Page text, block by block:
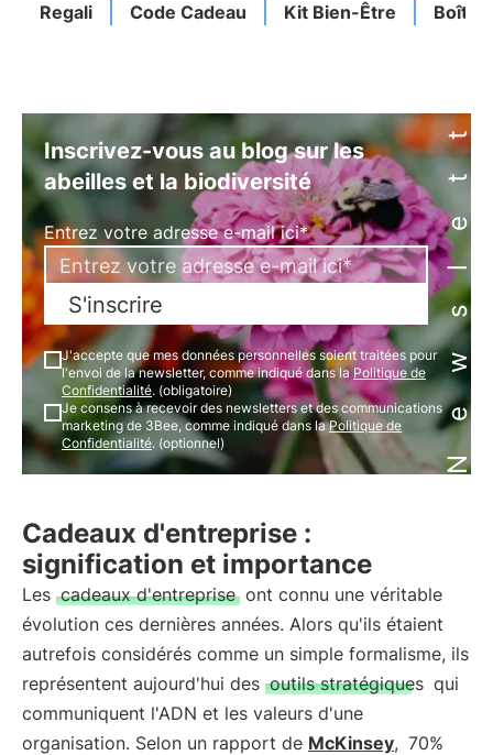
Regali Code Cadeau Kit Bien-Être Boîte
Newsletter
Inscrivez-vous au blog sur les
abeilles et la biodiversité
Entrez votre adresse e-mail ici*
S'inscrire
J'accepte que mes données personnelles soient traitées pour
l'envoi de la newsletter, comme indiqué dans laPolitique de
Confidentialité. (obligatoire)
Je consens à recevoir des newsletters et des communications
marketing de 3Bee, comme indiqué dans laPolitique de
Confidentialité. (optionnel)
Cadeaux d'entreprise :
signification et importance
Les cadeaux d'entreprise ont connu une véritable
évolution ces dernières années. Alors qu'ils étaient
autrefois considérés comme un simple formalisme, ils
représentent aujourd'hui des outils stratégiques qui
communiquent l'ADN et les valeurs d'une
organisation. Selon un rapport de McKinsey, 70%